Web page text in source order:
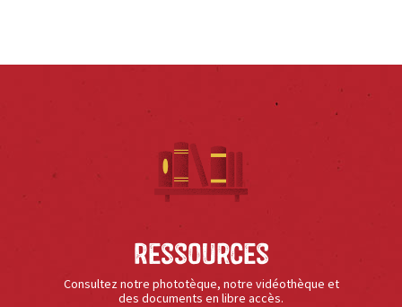
Ressources
Consultez notre phototèque, notre vidéothèque et
des documents en libre accès.